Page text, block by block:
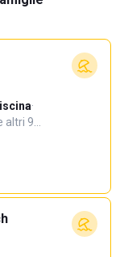
·
altri 9…